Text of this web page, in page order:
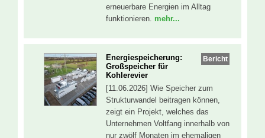
erneuerbare Energien im Alltag
funktionieren. mehr...
Bericht
Energiespeicherung:
Großspeicher für
Kohlerevier
[11.06.2026] Wie Speicher zum
Strukturwandel beitragen können,
zeigt ein Projekt, welches das
Unternehmen Voltfang innerhalb von
nur zwölf Monaten im ehemaligen